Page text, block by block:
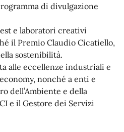
di divulgazione
e laboratori creativi
il Premio Claudio Cicatiello,
sostenibilità.
alle eccellenze industriali e
nonché a enti e
dell’Ambiente e della
e il Gestore dei Servizi